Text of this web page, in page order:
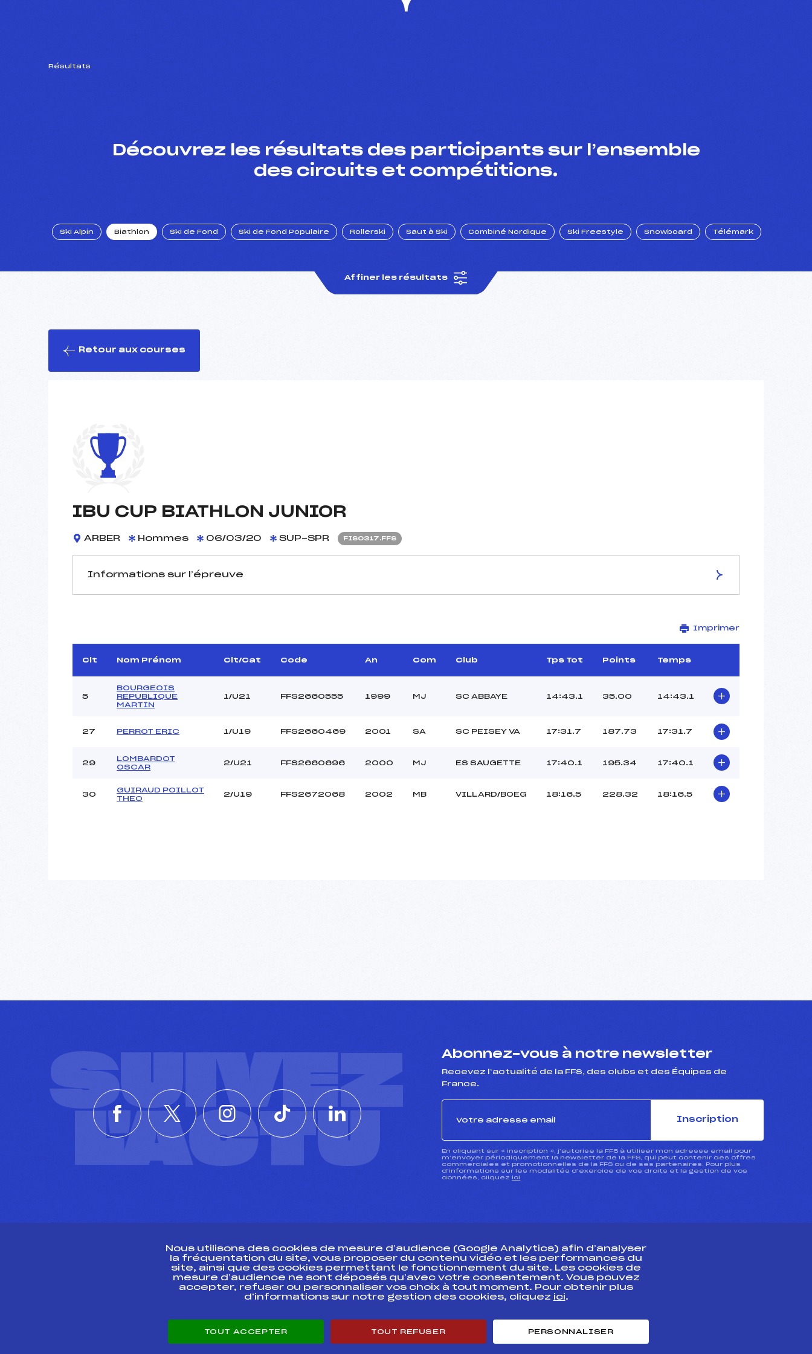
Résultats
Découvrez les résultats des participants sur l’ensemble
des circuits et compétitions.
Ski Alpin Biathlon Ski de Fond Ski de Fond Populaire Rollerski Saut à Ski Combiné Nordique Ski Freestyle Snowboard Télémark
Affiner les résultats
Retour aux courses
IBU CUP BIATHLON JUNIOR
ARBER Hommes 06/03/20 SUP-SPR FIS0317.FFS
Informations sur l’épreuve
D.T Adjoint :
–
Dir. Epreuve :
–
ARBER
Distance :
–
Point Haut :
Montée Max. :
Coefficient :
–
Style :
C
Imprimer
Clt Nom Prénom Clt/Cat Code An Com Club Tps Tot Points Temps
5
BOURGEOIS
REPUBLIQUE
MARTIN
1/U21 FFS2660555 1999 MJ SC ABBAYE 14:43.1 35.00 14:43.1
27 PERROT ERIC 1/U19 FFS2660469 2001 SA SC PEISEY VA 17:31.7 187.73 17:31.7
29
LOMBARDOT
OSCAR
2/U21 FFS2660696 2000 MJ ES SAUGETTE 17:40.1 195.34 17:40.1
30
GUIRAUD POILLOT
THEO
2/U19 FFS2672068 2002 MB VILLARD/BOEG 18:16.5 228.32 18:16.5
SUIVEZ
L'ACTU
Abonnez-vous à notre newsletter
Recevez l’actualité de la FFS, des clubs et des Équipes de
France.
Inscription
En cliquant sur « inscription », j’autorise la FFS à utiliser mon adresse email pour
m’envoyer périodiquement la newsletter de la FFS, qui peut contenir des offres
commerciales et promotionnelles de la FFS ou de ses partenaires. Pour plus
d’informations sur les modalités d’exercice de vos droits et la gestion de vos
données, cliquez ici
ESPACE PRESSE
Ressources
Pass’Neige
Projet sportif fédéral
Pôle vie de l’athlète
Enseignement professionnel
Nous utilisons des cookies de mesure d’audience (Google Analytics) afin d’analyser
la fréquentation du site, vous proposer du contenu vidéo et les performances du
site, ainsi que des cookies permettant le fonctionnement du site. Les cookies de
mesure d’audience ne sont déposés qu’avec votre consentement. Vous pouvez
accepter, refuser ou personnaliser vos choix à tout moment. Pour obtenir plus
d'informations sur notre gestion des cookies, cliquez ici.
TOUT ACCEPTER TOUT REFUSER PERSONNALISER